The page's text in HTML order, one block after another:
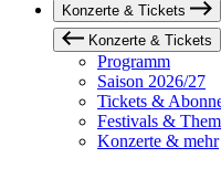
Konzerte & Tickets
Konzerte & Tickets
Programm
Saison 2026/27
Tickets &
Festivals &
Konzerte & mehr